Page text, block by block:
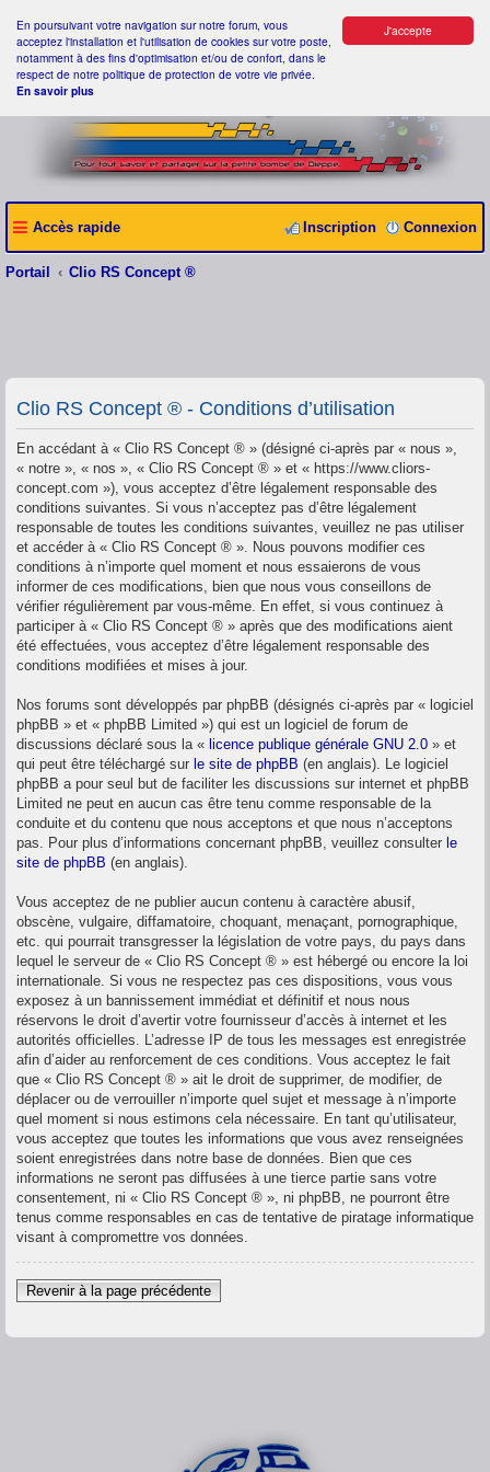
J'accepte
En poursuivant votre navigation sur notre forum, vous
acceptez l'installation et l'utilisation de cookies sur votre poste,
notamment à des fins d'optimisation et/ou de confort, dans le
respect de notre politique de protection de votre vie privée.
En savoir plus
Accès rapide Connexion
Inscription
Portail Clio RS Concept ®
Clio RS Concept ® - Conditions d’utilisation
En accédant à « Clio RS Concept ® » (désigné ci-après par « nous »,
« notre », « nos », « Clio RS Concept ® » et « https://www.cliors-
concept.com »), vous acceptez d’être légalement responsable des
conditions suivantes. Si vous n’acceptez pas d’être légalement
responsable de toutes les conditions suivantes, veuillez ne pas utiliser
et accéder à « Clio RS Concept ® ». Nous pouvons modifier ces
conditions à n’importe quel moment et nous essaierons de vous
informer de ces modifications, bien que nous vous conseillons de
vérifier régulièrement par vous-même. En effet, si vous continuez à
participer à « Clio RS Concept ® » après que des modifications aient
été effectuées, vous acceptez d’être légalement responsable des
conditions modifiées et mises à jour.
Nos forums sont développés par phpBB (désignés ci-après par « logiciel
phpBB » et « phpBB Limited ») qui est un logiciel de forum de
discussions déclaré sous la « licence publique générale GNU 2.0 » et
qui peut être téléchargé sur le site de phpBB (en anglais). Le logiciel
phpBB a pour seul but de faciliter les discussions sur internet et phpBB
Limited ne peut en aucun cas être tenu comme responsable de la
conduite et du contenu que nous acceptons et que nous n’acceptons
pas. Pour plus d’informations concernant phpBB, veuillez consulter le
site de phpBB (en anglais).
Vous acceptez de ne publier aucun contenu à caractère abusif,
obscène, vulgaire, diffamatoire, choquant, menaçant, pornographique,
etc. qui pourrait transgresser la législation de votre pays, du pays dans
lequel le serveur de « Clio RS Concept ® » est hébergé ou encore la loi
internationale. Si vous ne respectez pas ces dispositions, vous vous
exposez à un bannissement immédiat et définitif et nous nous
réservons le droit d’avertir votre fournisseur d’accès à internet et les
autorités officielles. L’adresse IP de tous les messages est enregistrée
afin d’aider au renforcement de ces conditions. Vous acceptez le fait
que « Clio RS Concept ® » ait le droit de supprimer, de modifier, de
déplacer ou de verrouiller n’importe quel sujet et message à n’importe
quel moment si nous estimons cela nécessaire. En tant qu’utilisateur,
vous acceptez que toutes les informations que vous avez renseignées
soient enregistrées dans notre base de données. Bien que ces
informations ne seront pas diffusées à une tierce partie sans votre
consentement, ni « Clio RS Concept ® », ni phpBB, ne pourront être
tenus comme responsables en cas de tentative de piratage informatique
visant à compromettre vos données.
Revenir à la page précédente